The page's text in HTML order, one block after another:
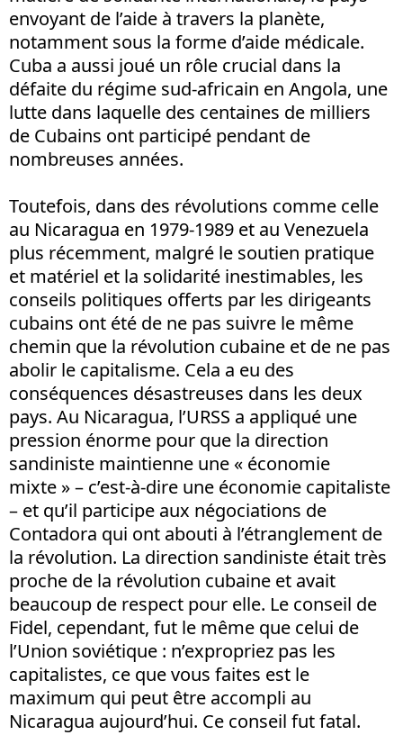
envoyant de l’aide à travers la planète,
notamment sous la forme d’aide médicale.
Cuba a aussi joué un rôle crucial dans la
défaite du régime sud-africain en Angola, une
lutte dans laquelle des centaines de milliers
de Cubains ont participé pendant de
nombreuses années.
Toutefois, dans des révolutions comme celle
au Nicaragua en 1979-1989 et au Venezuela
plus récemment, malgré le soutien pratique
et matériel et la solidarité inestimables, les
conseils politiques offerts par les dirigeants
cubains ont été de ne pas suivre le même
chemin que la révolution cubaine et de ne pas
abolir le capitalisme. Cela a eu des
conséquences désastreuses dans les deux
pays. Au Nicaragua, l’URSS a appliqué une
pression énorme pour que la direction
sandiniste maintienne une « économie
mixte » – c’est-à-dire une économie capitaliste
– et qu’il participe aux négociations de
Contadora qui ont abouti à l’étranglement de
la révolution. La direction sandiniste était très
proche de la révolution cubaine et avait
beaucoup de respect pour elle. Le conseil de
Fidel, cependant, fut le même que celui de
l’Union soviétique : n’expropriez pas les
capitalistes, ce que vous faites est le
maximum qui peut être accompli au
Nicaragua aujourd’hui. Ce conseil fut fatal.